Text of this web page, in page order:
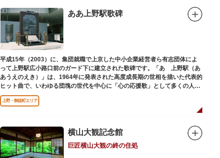
や、約300人が乗船可能なアメリカンな大型船など多種多様な船体も魅力。
目的や人数にあわせてコースや時間帯を選べるチャータークルーズも行われ
ています。
ああ上野駅歌碑
平成15年（2003）に、集団就職で上京した中小企業経営者ら有志団体によ
って上野駅広小路口前のガード下に建立された歌碑です。「あゝ上野駅（あ
あうえのえき）」は、1964年に発表された高度成長期の世相を描いた代表的
ヒット曲で、いわゆる団塊の世代を中心に「心の応援歌」として多くの人々
に勇気と感動を与えました。
上野・御徒町エリア
横山大観記念館
巨匠横山大観の終の住処